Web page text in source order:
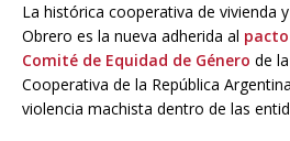
La histórica cooperativa de vivienda
Obrero es la nueva adherida al
Comité de Equidad de Género de
Cooperativa de la República
violencia machista dentro de las